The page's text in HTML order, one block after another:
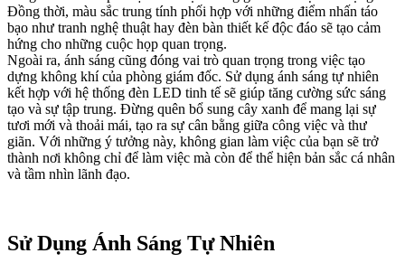
Đồng thời, màu sắc trung tính phối hợp với những điểm nhấn táo
bạo như tranh nghệ thuật hay đèn bàn thiết kế độc đáo sẽ tạo cảm
hứng cho những cuộc họp quan trọng.
Ngoài ra, ánh sáng cũng đóng vai trò quan trọng trong việc tạo
dựng không khí của phòng giám đốc. Sử dụng ánh sáng tự nhiên
kết hợp với hệ thống đèn LED tinh tế sẽ giúp tăng cường sức sáng
tạo và sự tập trung. Đừng quên bổ sung cây xanh để mang lại sự
tươi mới và thoải mái, tạo ra sự cân bằng giữa công việc và thư
giãn. Với những ý tưởng này, không gian làm việc của bạn sẽ trở
thành nơi không chỉ để làm việc mà còn để thể hiện bản sắc cá nhân
và tầm nhìn lãnh đạo.
Sử Dụng Ánh Sáng Tự Nhiên